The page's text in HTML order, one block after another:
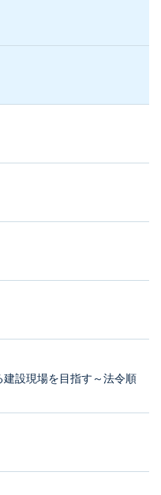
建設現場を目指す～法令順